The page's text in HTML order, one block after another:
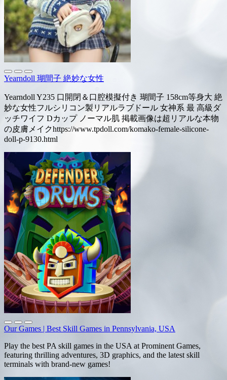
Yearndoll 瑚間子 絶妙な女性
Yearndoll Y235 口開閉＆口腔模擬付き 瑚間子 158cm等身大 絶
妙な女性フルシリコン製リアルラブドール 女神系 最 高級ダ
ッチワイフ Dカップ ノーマル肌 掲載画像は超リアルな本物
の皮膚メイクhttps://www.tpdoll.com/komako-female-silicone-
doll-p-9130.html
Our Games | Best Skill Games in Pennsylvania, USA
Play the best PA skill games in the USA at Prominent Games,
featuring thrilling adventures, 3D graphics, and the latest skill
terminals with brand-new games!